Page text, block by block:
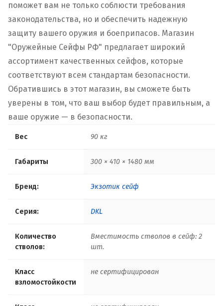
поможет вам не только соблюсти требования
законодательства, но и обеспечить надежную
защиту вашего оружия и боеприпасов. Магазин
"Оружейные Сейфы РФ" предлагает широкий
ассортимент качественных сейфов, которые
соответствуют всем стандартам безопасности.
Обратившись в этот магазин, вы сможете быть
уверены в том, что ваш выбор будет правильным, а
ваше оружие — в безопасности.
Вес 90 кг
Габариты 300 × 410 × 1480 мм
Бренд: Экзотик сейф
Серия: DKL
Количество
стволов:
Вместимость стволов в сейф: 2
шт.
Класс
взломостойкости
не сертифицирован